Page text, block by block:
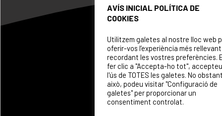
RUGBY
NATACIÓ
ARTÍSTICA
AVÍS INICIAL POLÍTICA DE
COOKIES
Utilitzem galetes al nostre lloc web
oferir-vos l’experiència més rellevant
recordant les vostres preferències.
fer clic a "Accepta-ho tot", accepteu
l'ús de TOTES les galetes. No
això, podeu visitar "Configuració de
galetes" per proporcionar un
consentiment controlat.